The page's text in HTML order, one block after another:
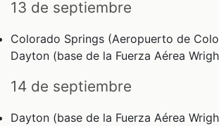
13 de septiembre
Colorado Springs (Aeropuerto de
Dayton (base de la Fuerza Aérea
14 de septiembre
Dayton (base de la Fuerza Aérea